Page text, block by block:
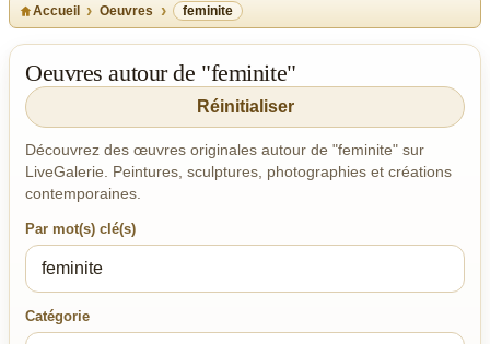
Accueil Oeuvres feminite
Oeuvres autour de "feminite"
Réinitialiser
Découvrez des œuvres originales autour de "feminite" sur
LiveGalerie. Peintures, sculptures, photographies et créations
contemporaines.
Par mot(s) clé(s)
Catégorie